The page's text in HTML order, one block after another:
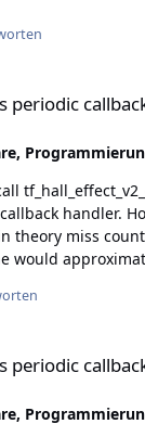
periodic
handler.
theory miss
What's the right approach
periodic